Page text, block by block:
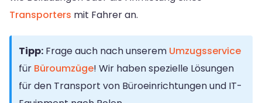
Transporters mit Fahrer an.
Tipp: Frage auch nach unserem Umzugsservice
für Büroumzüge! Wir haben spezielle Lösungen
für den Transport von Büroeinrichtungen und IT-